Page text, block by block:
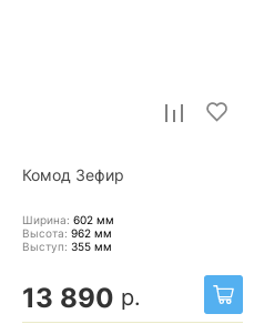
Комод Зефир
Ширина: 602 мм
Высота: 962 мм
Выступ: 355 мм
13 890 р.